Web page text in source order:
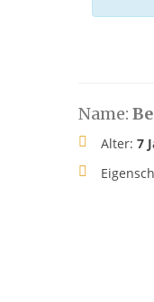
Name:
Alter: 7